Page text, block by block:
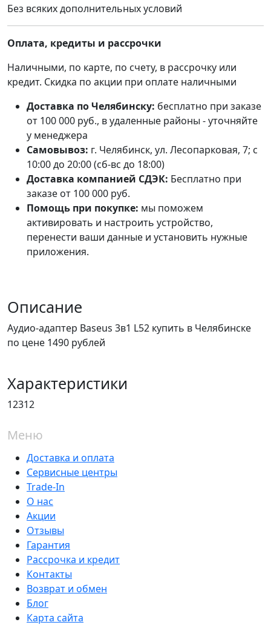
Без всяких дополнительных условий
Оплата, кредиты и рассрочки
Наличными, по карте, по счету, в рассрочку или
кредит. Скидка по акции при оплате наличными
Доставка по Челябинску: бесплатно при заказе
от 100 000 руб., в удаленные районы - уточняйте
у менеджера
Самовывоз: г. Челябинск, ул. Лесопарковая, 7; с
10:00 до 20:00 (сб-вс до 18:00)
Доставка компанией СДЭК: Бесплатно при
заказе от 100 000 руб.
Помощь при покупке: мы поможем
активировать и настроить устройство,
перенести ваши данные и установить нужные
приложения.
Описание
Аудио-адаптер Baseus 3в1 L52 купить в Челябинске
по цене 1490 рублей
Характеристики
12312
Меню
Доставка и оплата
Сервисные центры
Trade-In
О нас
Акции
Отзывы
Гарантия
Рассрочка и кредит
Контакты
Возврат и обмен
Блог
Карта сайта